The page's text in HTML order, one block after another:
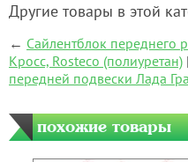
Другие товары в этой
← Сайлентблок переднего
Кросс, Rosteco (полиуретан) |
передней подвески Лада
похожие товары